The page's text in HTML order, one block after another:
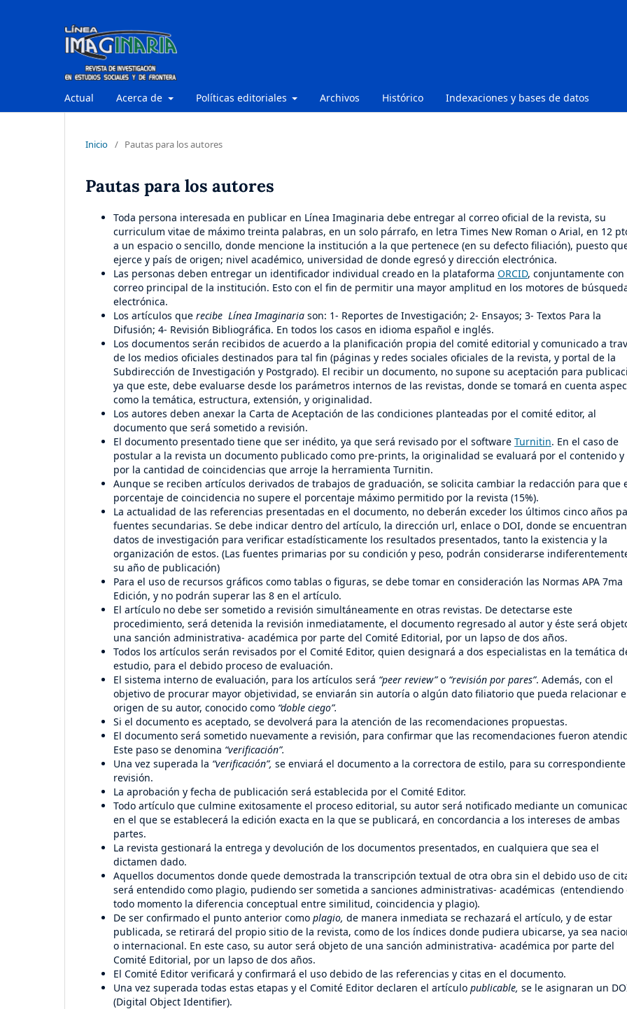
Actual Acerca de Políticas editoriales Archivos Histórico Indexaciones y bases de datos
Inicio / Pautas para los autores
Pautas para los autores
Toda persona interesada en publicar en Línea Imaginaria debe entregar al correo oficial de la revista, su
curriculum vitae de máximo treinta palabras, en un solo párrafo, en letra Times New Roman o Arial, en 12
a un espacio o sencillo, donde mencione la institución a la que pertenece (en su defecto filiación), puesto
ejerce y país de origen; nivel académico, universidad de donde egresó y dirección electrónica.
Las personas deben entregar un identificador individual creado en la plataforma ORCID, conjuntamente con
correo principal de la institución. Esto con el fin de permitir una mayor amplitud en los motores de
electrónica.
Los artículos que recibe Línea Imaginaria son: 1- Reportes de Investigación; 2- Ensayos; 3- Textos Para la
Difusión; 4- Revisión Bibliográfica. En todos los casos en idioma español e inglés.
Los documentos serán recibidos de acuerdo a la planificación propia del comité editorial y comunicado a
de los medios oficiales destinados para tal fin (páginas y redes sociales oficiales de la revista, y portal de la
Subdirección de Investigación y Postgrado). El recibir un documento, no supone su aceptación para
ya que este, debe evaluarse desde los parámetros internos de las revistas, donde se tomará en cuenta
como la temática, estructura, extensión, y originalidad.
Los autores deben anexar la Carta de Aceptación de las condiciones planteadas por el comité editor, al
documento que será sometido a revisión.
El documento presentado tiene que ser inédito, ya que será revisado por el software Turnitin. En el caso de
postular a la revista un documento publicado como pre-prints, la originalidad se evaluará por el contenido y
por la cantidad de coincidencias que arroje la herramienta Turnitin.
Aunque se reciben artículos derivados de trabajos de graduación, se solicita cambiar la redacción para que
porcentaje de coincidencia no supere el porcentaje máximo permitido por la revista (15%).
La actualidad de las referencias presentadas en el documento, no deberán exceder los últimos cinco años
fuentes secundarias. Se debe indicar dentro del artículo, la dirección url, enlace o DOI, donde se
datos de investigación para verificar estadísticamente los resultados presentados, tanto la existencia y la
organización de estos. (Las fuentes primarias por su condición y peso, podrán considerarse
su año de publicación)
Para el uso de recursos gráficos como tablas o figuras, se debe tomar en consideración las Normas APA 7ma
Edición, y no podrán superar las 8 en el artículo.
El artículo no debe ser sometido a revisión simultáneamente en otras revistas. De detectarse este
procedimiento, será detenida la revisión inmediatamente, el documento regresado al autor y éste será
una sanción administrativa- académica por parte del Comité Editorial, por un lapso de dos años.
Todos los artículos serán revisados por el Comité Editor, quien designará a dos especialistas en la temática
estudio, para el debido proceso de evaluación.
El sistema interno de evaluación, para los artículos será “peer review”o “revisión por pares”. Además, con el
objetivo de procurar mayor objetividad, se enviarán sin autoría o algún dato filiatorio que pueda relacionar
origen de su autor, conocido como “doble ciego”.
Si el documento es aceptado, se devolverá para la atención de las recomendaciones propuestas.
El documento será sometido nuevamente a revisión, para confirmar que las recomendaciones fueron
Este paso se denomina “verificación”.
Una vez superada la “verificación”, se enviará el documento a la correctora de estilo, para su correspondiente
revisión.
La aprobación y fecha de publicación será establecida por el Comité Editor.
Todo artículo que culmine exitosamente el proceso editorial, su autor será notificado mediante un
en el que se establecerá la edición exacta en la que se publicará, en concordancia a los intereses de ambas
partes.
La revista gestionará la entrega y devolución de los documentos presentados, en cualquiera que sea el
dictamen dado.
Aquellos documentos donde quede demostrada la transcripción textual de otra obra sin el debido uso de
será entendido como plagio, pudiendo ser sometida a sanciones administrativas- académicas (entendiendo
todo momento la diferencia conceptual entre similitud, coincidencia y plagio).
De ser confirmado el punto anterior como plagio, de manera inmediata se rechazará el artículo, y de estar
publicada, se retirará del propio sitio de la revista, como de los índices donde pudiera ubicarse, ya sea
o internacional. En este caso, su autor será objeto de una sanción administrativa- académica por parte del
Comité Editorial, por un lapso de dos años.
El Comité Editor verificará y confirmará el uso debido de las referencias y citas en el documento.
Una vez superada todas estas etapas y el Comité Editor declaren el artículo publicable, se le asignaran un
(Digital Object Identifier).